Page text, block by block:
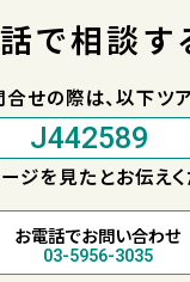
で相談す
せの際は、以下ツ
J442589
ジを見たとお伝えく
お電話でお問い合わせ
03-5956-3035